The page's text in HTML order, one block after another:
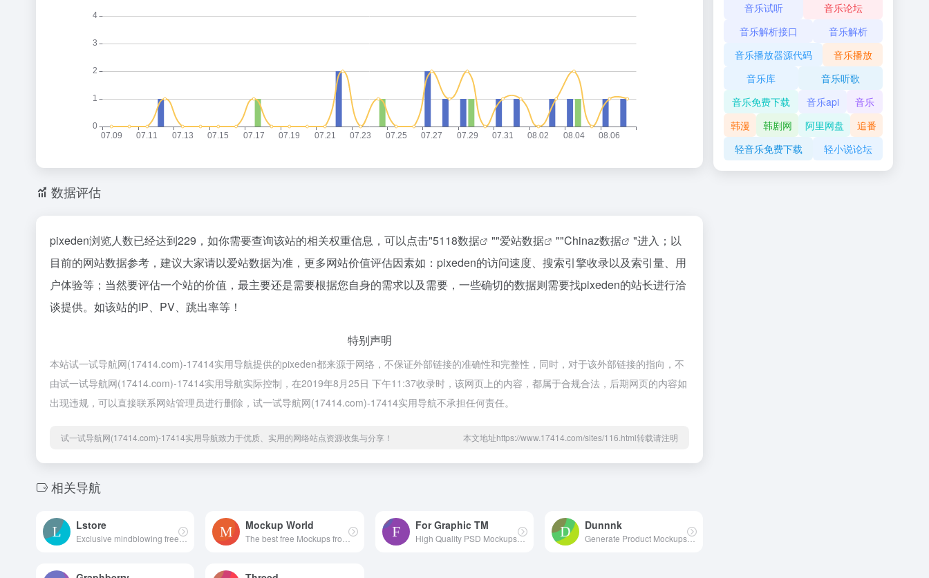
数据评估
pixeden浏览人数已经达到229，如你需要查询该站的相关权重信息，可以点击"5118数据 ""爱站数据 ""Chinaz数据
"进入；以
目前的网站数据参考，建议大家请以爱站数据为准，更多网站价值评估因素如：pixeden的访问速度、搜索引擎收录以及索引量、用
户体验等；当然要评估一个站的价值，最主要还是需要根据您自身的需求以及需要，一些确切的数据则需要找pixeden的站长进行洽
谈提供。如该站的IP、PV、跳出率等！
特别声明
本站试一试导航网(17414.com)-17414实用导航提供的pixeden都来源于网络，不保证外部链接的准确性和完整性，同时，对于该外部链接的指向，不
由试一试导航网(17414.com)-17414实用导航实际控制，在2019年8月25日 下午11:37收录时，该网页上的内容，都属于合规合法，后期网页的内容如
出现违规，可以直接联系网站管理员进行删除，试一试导航网(17414.com)-17414实用导航不承担任何责任。
试一试导航网(17414.com)-17414实用导航致力于优质、实用的网络站点资源收集与分享！ 本文地址https://www.17414.com/sites/116.html转载请注明
相关导航
Lstore
Exclusive mindblowing freebies for designers and developers
Mockup World
The best free Mockups from the Web
For Graphic TM
High Quality PSD Mockups for Graphic Designers.
Dunnnk
Generate Product Mockups For Free
音乐试听
音乐论坛
音乐解析接口
音乐解析
音乐播放器源代码
音乐播放
音乐库
音乐听歌
音乐免费下载
音乐api
音乐
韩漫
韩剧网 阿里网盘
追番
轻音乐免费下载
轻小说论坛